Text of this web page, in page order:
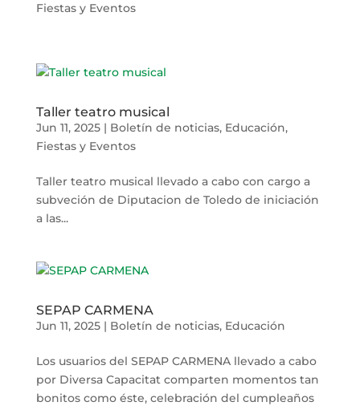
Fiestas y Eventos
Taller teatro musical
Jun 11, 2025| Boletín de noticias, Educación,
Fiestas y Eventos
Taller teatro musical llevado a cabo con cargo a
subveción de Diputacion de Toledo de iniciación
a las...
SEPAP CARMENA
Jun 11, 2025| Boletín de noticias, Educación
Los usuarios del SEPAP CARMENA llevado a cabo
por Diversa Capacitat comparten momentos tan
bonitos como éste, celebración del cumpleaños